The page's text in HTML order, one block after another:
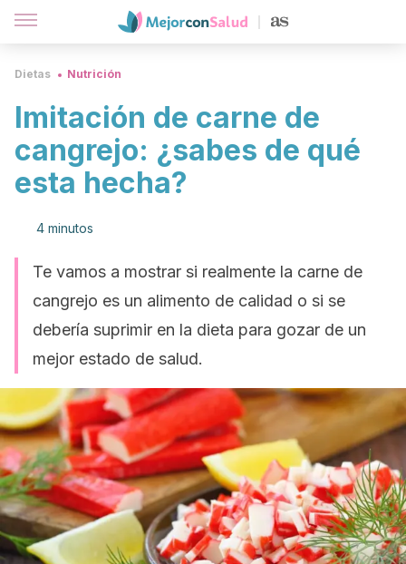
Dietas Nutrición
Imitación de carne de
cangrejo: ¿sabes de qué
esta hecha?
4 minutos
Te vamos a mostrar si realmente la carne de
cangrejo es un alimento de calidad o si se
debería suprimir en la dieta para gozar de un
mejor estado de salud.